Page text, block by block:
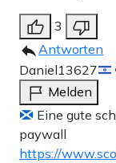
3
Antworten
Daniel13627
Melden
Eine gute
paywall
https://